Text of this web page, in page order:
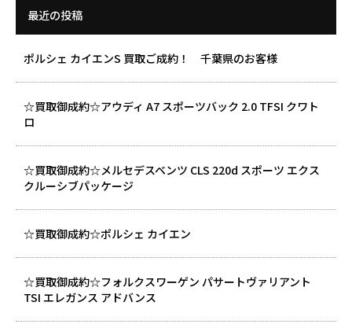
最近の投稿
ポルシェ カイエンS 買取ご成約！ 千葉県のお客様
☆買取御成約☆アウディ A7 スポーツバック 2.0 TFSI クワト
ロ
☆買取御成約☆メルセデスベンツ CLS 220d スポーツ エクス
クルーシブパッケージ
☆買取御成約☆ポルシェ カイエン
☆買取御成約☆フォルクスワーゲン パサートヴァリアント
TSI エレガンス アドバンス